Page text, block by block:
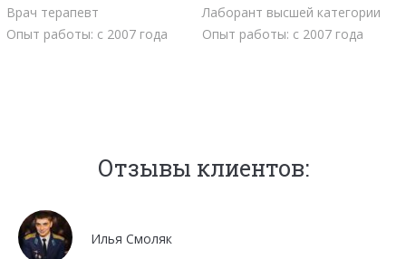
Врач терапевт
Опыт работы: с 2007 года
Лаборант высшей категории
Опыт работы: с 2007 года
Отзывы клиентов:
Мочалов Дмитрий